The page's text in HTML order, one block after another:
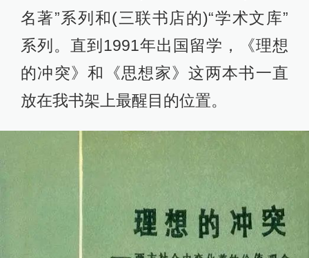
名著”系列和(三联书店的)“学术文库”
系列。直到1991年出国留学，《理想
的冲突》和《思想家》这两本书一直
放在我书架上最醒目的位置。